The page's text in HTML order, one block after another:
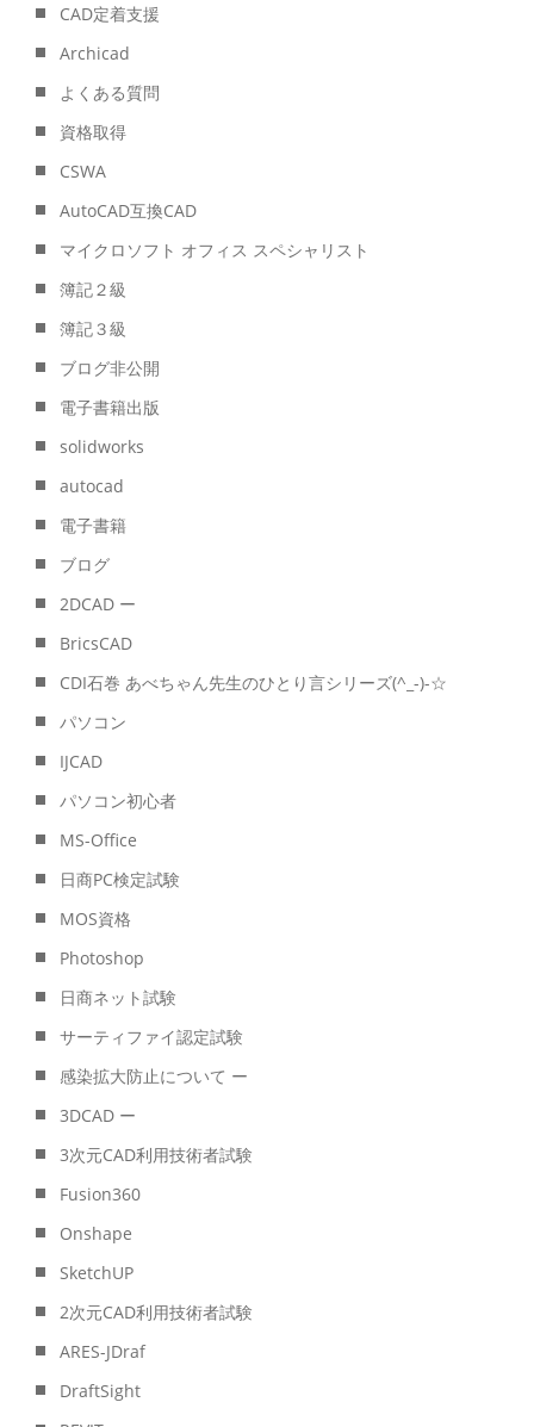
CAD定着支援
Archicad
よくある質問
資格取得
CSWA
AutoCAD互換CAD
マイクロソフト オフィス スペシャリスト
簿記２級
簿記３級
ブログ非公開
電子書籍出版
solidworks
autocad
電子書籍
ブログ
2DCAD ー
BricsCAD
CDI石巻 あべちゃん先生のひとり言シリーズ(^_-)-☆
パソコン
IJCAD
パソコン初心者
MS-Office
日商PC検定試験
MOS資格
Photoshop
日商ネット試験
サーティファイ認定試験
感染拡大防止について ー
3DCAD ー
3次元CAD利用技術者試験
Fusion360
Onshape
SketchUP
2次元CAD利用技術者試験
ARES-JDraf
DraftSight